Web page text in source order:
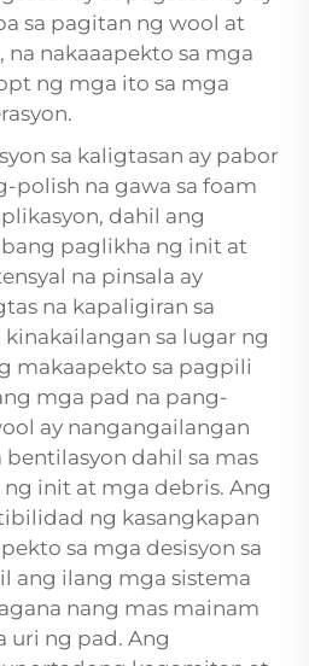
sa pagitan ng wool at
nakaaapekto sa mga
ng mga ito sa mga
sa kaligtasan ay pabor
polish na gawa sa foam
dahil ang
paglikha ng init at
na pinsala ay
na kapaligiran sa
sa lugar ng
makaapekto sa pagpili
mga pad na pang-
ay nangangailangan
bentilasyon dahil sa mas
init at mga debris. Ang
ng kasangkapan
sa mga desisyon sa
ang ilang mga sistema
nang mas mainam
uri ng pad. Ang